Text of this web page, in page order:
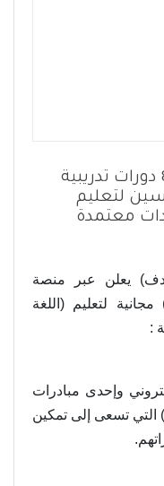
صندوق هدف يعلن عن 8 دورات تدريبية
لتعليم
معتمدة
يعلن عبر منصة
مجانية لتعليم (اللغة
:
وإحدى مبادرات
التي تسعى إلى تمكين